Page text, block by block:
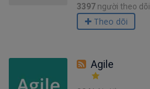
3397 người theo dõi
Theo dõi
Agile